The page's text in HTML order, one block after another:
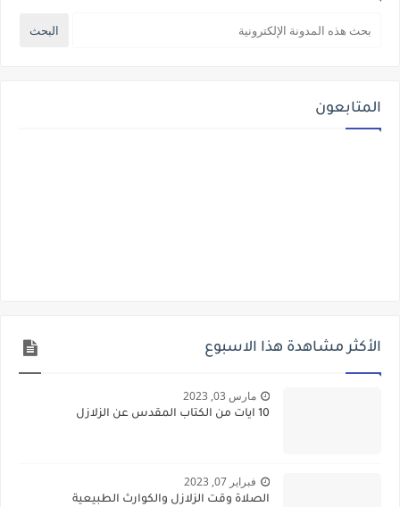
المتابعون
الأكثر مشاهدة هذا الاسبوع
مارس 03, 2023
10 ايات من الكتاب المقدس عن الزلازل
فبراير 07, 2023
الصلاة وقت الزلازل والكوارث الطبيعية